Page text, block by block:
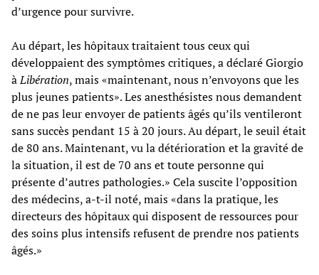
d’urgence pour survivre.
Au départ, les hôpitaux traitaient tous ceux qui
développaient des symptômes critiques, a déclaré Giorgio
àLibération, mais «maintenant, nous n’envoyons que les
plus jeunes patients». Les anesthésistes nous demandent
de ne pas leur envoyer de patients âgés qu’ils ventileront
sans succès pendant 15 à 20 jours. Au départ, le seuil était
de 80 ans. Maintenant, vu la détérioration et la gravité de
la situation, il est de 70 ans et toute personne qui
présente d’autres pathologies.» Cela suscite l’opposition
des médecins, a-t-il noté, mais «dans la pratique, les
directeurs des hôpitaux qui disposent de ressources pour
des soins plus intensifs refusent de prendre nos patients
âgés.»